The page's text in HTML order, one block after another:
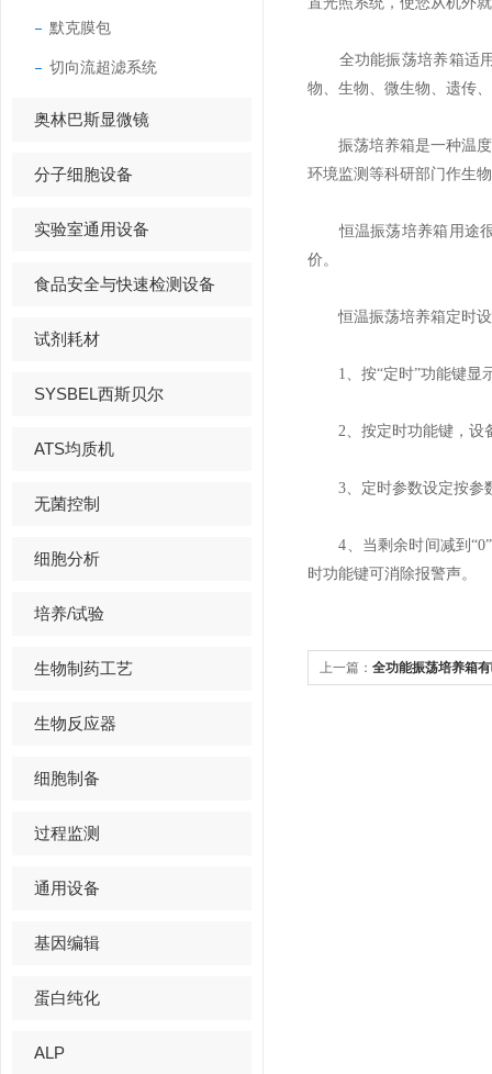
默克膜包
切向流超滤系统
奥林巴斯显微镜
分子细胞设备
实验室通用设备
食品安全与快速检测设备
试剂耗材
SYSBEL西斯贝尔
ATS均质机
无菌控制
细胞分析
培养/试验
生物制药工艺
生物反应器
细胞制备
过程监测
通用设备
基因编辑
蛋白纯化
ALP
全功能振荡培养箱适用
物、生物、微生物、遗传
振荡培养箱是一种温度
环境监测等科研部门作生
恒温振荡培养箱用途很
价。
恒温振荡培养箱定时设
1、按“定时”功能键显
2、按定时功能键，设备
3、定时参数设定按参
4、当剩余时间减到“0”
时功能键可消除报警声。
上一篇： 全功能振荡培养箱